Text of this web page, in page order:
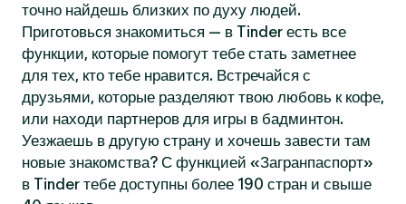
точно найдешь близких по духу людей.
Приготовься знакомиться — в Tinder есть все
функции, которые помогут тебе стать заметнее
для тех, кто тебе нравится. Встречайся с
друзьями, которые разделяют твою любовь к кофе,
или находи партнеров для игры в бадминтон.
Уезжаешь в другую страну и хочешь завести там
новые знакомства? С функцией «Загранпаспорт»
в Tinder тебе доступны более 190 стран и свыше